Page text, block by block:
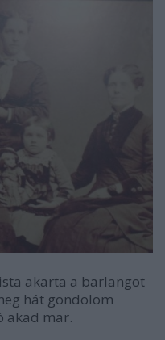
akarta a barlangot
hát gondolom
akad mar.